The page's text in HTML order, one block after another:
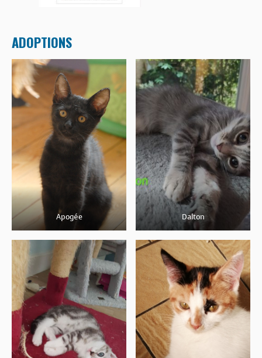
ADOPTIONS
Apogée Dalton